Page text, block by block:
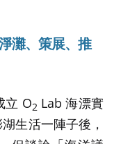
灘、策展、推
立 O2 Lab 海漂實
生活一陣子後，